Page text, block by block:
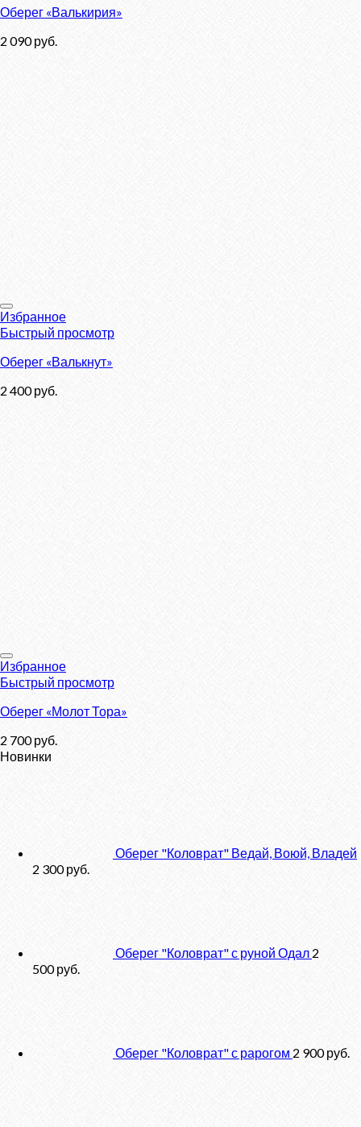
Оберег «Валькирия»
2 090руб.
Избранное
Быстрый просмотр
Оберег «Валькнут»
2 400руб.
Избранное
Быстрый просмотр
Оберег «Молот Тора»
2 700руб.
Новинки
Оберег "Коловрат" Ведай, Воюй, Владей
2 300руб.
Оберег "Коловрат" с руной Одал 2
500руб.
Оберег "Коловрат" с рарогом 2 900руб.